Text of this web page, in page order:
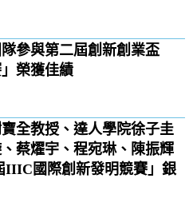
參與第二屆創新創業盃
榮獲佳績
全教授、達人學院徐子圭
蔡燿宇、程宛琳、陳振輝
IIIC國際創新發明競賽」銀